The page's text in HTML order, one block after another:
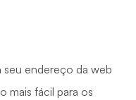
endereço da web
mais fácil para os